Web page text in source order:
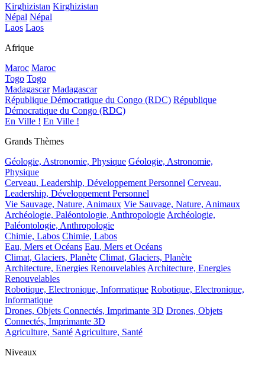
Kirghizistan Kirghizistan
Népal Népal
Laos Laos
Afrique
Maroc Maroc
Togo Togo
Madagascar Madagascar
République Démocratique du Congo (RDC) République
Démocratique du Congo (RDC)
En Ville ! En Ville !
Grands Thèmes
Géologie, Astronomie, Physique Géologie, Astronomie,
Physique
Cerveau, Leadership, Développement Personnel Cerveau,
Leadership, Développement Personnel
Vie Sauvage, Nature, Animaux Vie Sauvage, Nature, Animaux
Archéologie, Paléontologie, Anthropologie Archéologie,
Paléontologie, Anthropologie
Chimie, Labos Chimie, Labos
Eau, Mers et Océans Eau, Mers et Océans
Climat, Glaciers, Planète Climat, Glaciers, Planète
Architecture, Energies Renouvelables Architecture, Energies
Renouvelables
Robotique, Electronique, Informatique Robotique, Electronique,
Informatique
Drones, Objets Connectés, Imprimante 3D Drones, Objets
Connectés, Imprimante 3D
Agriculture, Santé Agriculture, Santé
Niveaux